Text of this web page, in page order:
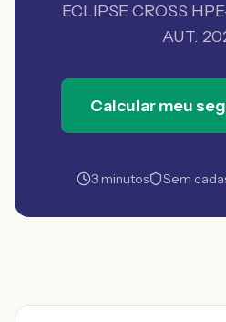
ECLIPSE CROSS
AUT.
Calcular meu
3 minutos Sem